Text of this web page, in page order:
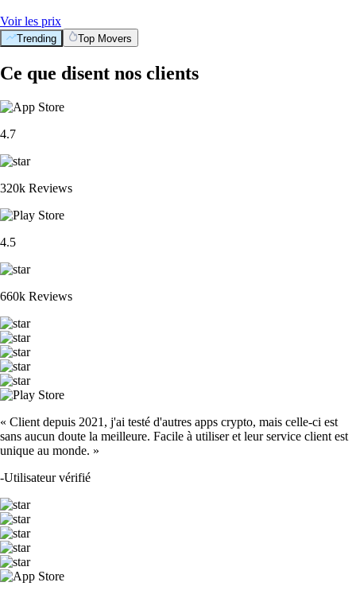
Voir les prix
Trending Top Movers
Ce que disent nos clients
4.7
320k Reviews
4.5
660k Reviews
« Client depuis 2021, j'ai testé d'autres apps crypto, mais celle-ci est
sans aucun doute la meilleure. Facile à utiliser et leur service client est
unique au monde. »
-Utilisateur vérifié